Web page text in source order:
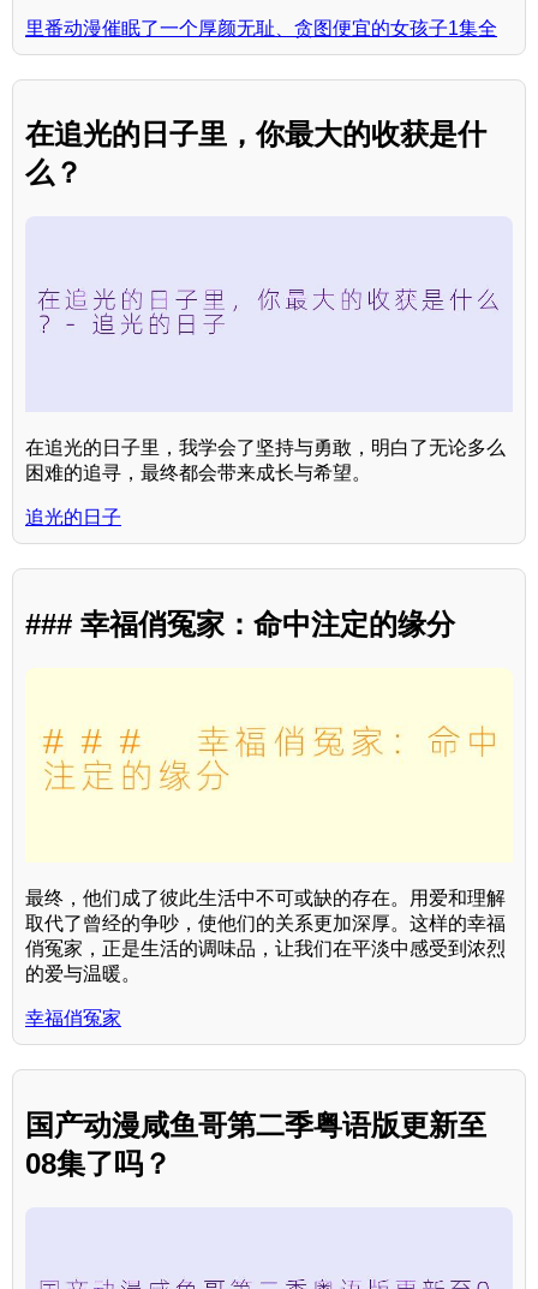
里番动漫催眠了一个厚颜无耻、贪图便宜的女孩子1集全
在追光的日子里，你最大的收获是什
么？
在追光的日子里，我学会了坚持与勇敢，明白了无论多么
困难的追寻，最终都会带来成长与希望。
追光的日子
### 幸福俏冤家：命中注定的缘分
最终，他们成了彼此生活中不可或缺的存在。用爱和理解
取代了曾经的争吵，使他们的关系更加深厚。这样的幸福
俏冤家，正是生活的调味品，让我们在平淡中感受到浓烈
的爱与温暖。
幸福俏冤家
国产动漫咸鱼哥第二季粤语版更新至
08集了吗？